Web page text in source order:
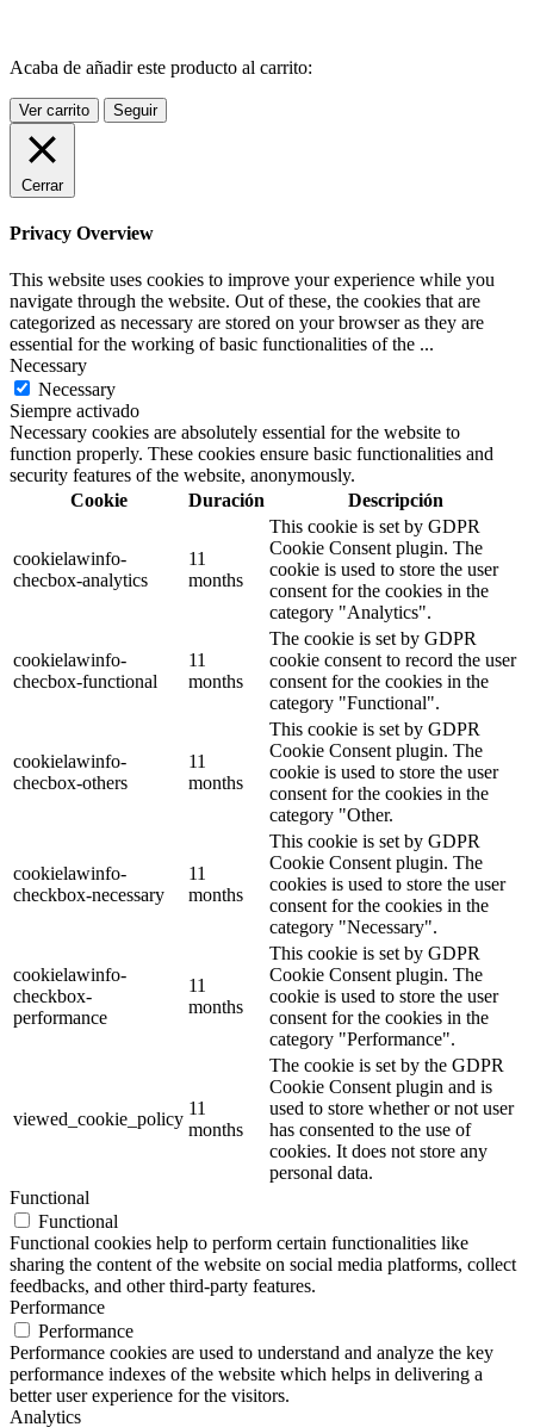
Acaba de añadir este producto al carrito:
Ver carrito Seguir
Cerrar
Privacy Overview
This website uses cookies to improve your experience while you
navigate through the website. Out of these, the cookies that are
categorized as necessary are stored on your browser as they are
essential for the working of basic functionalities of the ...
Necessary
Necessary
Siempre activado
Necessary cookies are absolutely essential for the website to
function properly. These cookies ensure basic functionalities and
security features of the website, anonymously.
Cookie
Duración Descripción
cookielawinfo-
checbox-analytics
11
months
This cookie is set by GDPR
Cookie Consent plugin. The
cookie is used to store the user
consent for the cookies in the
category "Analytics".
cookielawinfo-
checbox-functional
11
months
The cookie is set by GDPR
cookie consent to record the user
consent for the cookies in the
category "Functional".
cookielawinfo-
checbox-others
11
months
This cookie is set by GDPR
Cookie Consent plugin. The
cookie is used to store the user
consent for the cookies in the
category "Other.
cookielawinfo-
checkbox-necessary
11
months
This cookie is set by GDPR
Cookie Consent plugin. The
cookies is used to store the user
consent for the cookies in the
category "Necessary".
cookielawinfo-
checkbox-
performance
11
months
This cookie is set by GDPR
Cookie Consent plugin. The
cookie is used to store the user
consent for the cookies in the
category "Performance".
viewed_cookie_policy
11
months
The cookie is set by the GDPR
Cookie Consent plugin and is
used to store whether or not user
has consented to the use of
cookies. It does not store any
personal data.
Functional
Functional
Functional cookies help to perform certain functionalities like
sharing the content of the website on social media platforms, collect
feedbacks, and other third-party features.
Performance
Performance
Performance cookies are used to understand and analyze the key
performance indexes of the website which helps in delivering a
better user experience for the visitors.
Analytics